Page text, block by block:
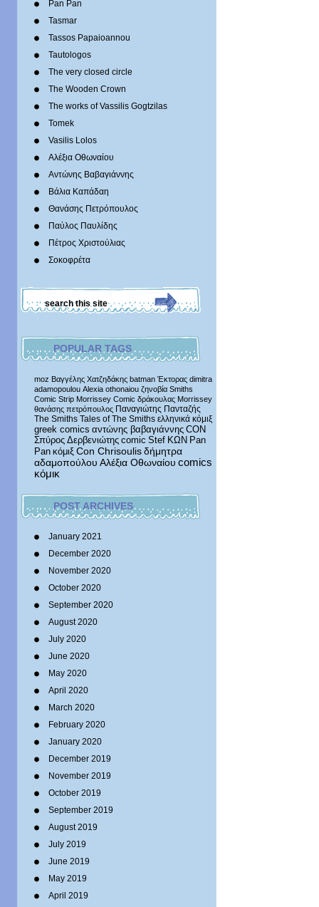
Pan Pan
Tasmar
Tassos Papaioannou
Tautologos
The very closed circle
The Wooden Crown
The works of Vassilis Gogtzilas
Tomek
Vasilis Lolos
Αλέξια Οθωναίου
Αντώνης Βαβαγιάννης
Βάλια Καπάδαη
Θανάσης Πετρόπουλος
Παύλος Παυλίδης
Πέτρος Χριστούλιας
Σοκοφρέτα
POPULAR TAGS
moz Βαγγέλης Χατζηδάκης batman Έκτορας dimitra
adamopoulou Alexia othonaiou ζηνοβία Smiths
Comic Strip Morrissey Comic δράκουλας Morrissey
θανάσης πετρόπουλος Παναγιώτης Πανταζής
The Smiths Tales of The Smiths ελληνικά κόμιξ
greek comics αντώνης βαβαγιάννης CON
Σπύρος Δερβενιώτης comic Stef ΚΩΝ Pan
Pan κόμιξ Con Chrisoulis δήμητρα
αδαμοπούλου Αλέξια Οθωναίου comics
κόμικ
POST ARCHIVES
January 2021
December 2020
November 2020
October 2020
September 2020
August 2020
July 2020
June 2020
May 2020
April 2020
March 2020
February 2020
January 2020
December 2019
November 2019
October 2019
September 2019
August 2019
July 2019
June 2019
May 2019
April 2019